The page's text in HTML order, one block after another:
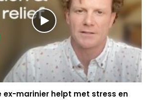
ex-marinier helpt met stress en